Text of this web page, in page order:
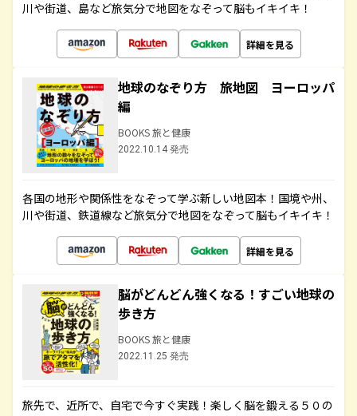
川や街道、島など旅気分で地図をなぞって脳もイキイキ！
詳細を見る
地球のなぞり方 旅地図 ヨーロッパ
編
BOOKS 旅と健康
2022.10.14 発売
各国の地形や関係性をなぞって学ぶ新しい地図本！国境や州、
川や街道、鉄道線など旅気分で地図をなぞって脳もイキイキ！
詳細を見る
脳がどんどん強くなる！すごい地球の
歩き方
BOOKS 旅と健康
2022.11.25 発売
旅先で、近所で、自宅で今すぐ実践！楽しく脳を鍛える５０の